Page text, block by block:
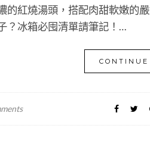
的紅燒湯頭，搭配肉甜軟嫩的
？冰箱必囤清單請筆記！…